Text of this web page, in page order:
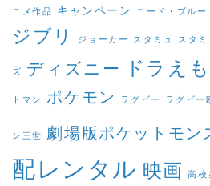
ニメ作品 キャンペーン コード・ブルー
ジブリ ジョーカー スタミュ スタ
ズ ディズニー ドラえ
トマン ポケモン ラグビー ラグビー
ン三世 劇場版ポケットモン
配レンタル 映画 高校